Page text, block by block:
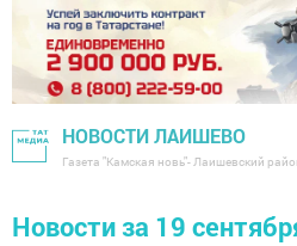
НОВОСТИ ЛАИШЕВО
Газета "Камская новь"- Лаишевский
Новости за 19